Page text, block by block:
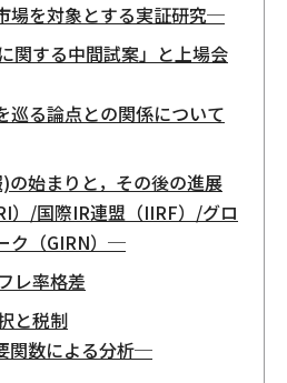
場を対象とする実証研究─
関する中間試案」と上場会
る論点との関係について
の始まりと，その後の進展
/国際IR連盟（IIRF）/グロ
ク（GIRN）─
レ率格差
と税制
関数による分析─